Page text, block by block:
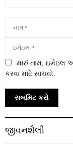
મારું નામ, ઇમેઇલ
કરવા માટે સાચવો.
જીવનશૈલી